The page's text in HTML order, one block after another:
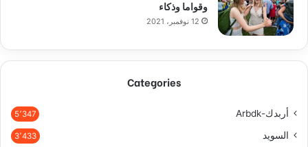
وقواما وذكاء
12 نوفمبر، 2021
Categories
أربدك-Arbdk 5٬347
السويد 3٬433